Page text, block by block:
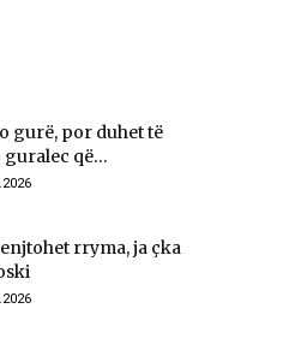
gurë, por duhet të
që...
rryma, ja çka